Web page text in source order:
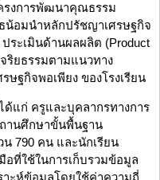
รงการพัฒนาคุณธรรม
น้อมนำหลักปรัชญาเศรษฐกิจ
ประเมินด้านผลผลิต (Product
ริยธรรมตามแนวทาง
ฐกิจพอเพียง ของโรงเรียน
ด้แก่ ครูและบุคลากรทางการ
านศึกษาขั้นพื้นฐาน
790 คน และนักเรียน
อที่ใช้ในการเก็บรวมข้อมูล